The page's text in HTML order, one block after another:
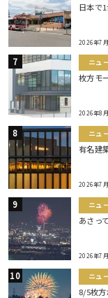
日本で
2026年7
ニュ
枚方モ
2026年8
ニュ
有名建
2026年7
ニュ
あさっ
2026年7
ニュ
8/5枚方